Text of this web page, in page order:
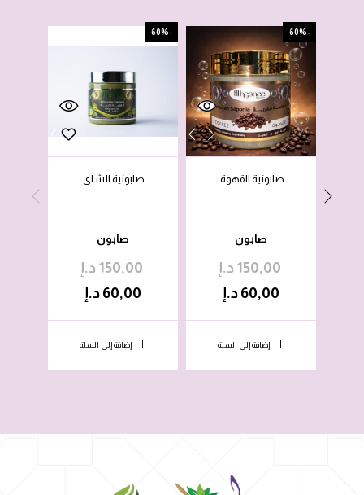
-60%
إضافة إلى السلة
صابونية القهوة
صابون
150,00د.إ
60,00 د.إ
-60%
إضافة إلى السلة
صابونية الشاي
صابون
150,00د.إ
60,00 د.إ